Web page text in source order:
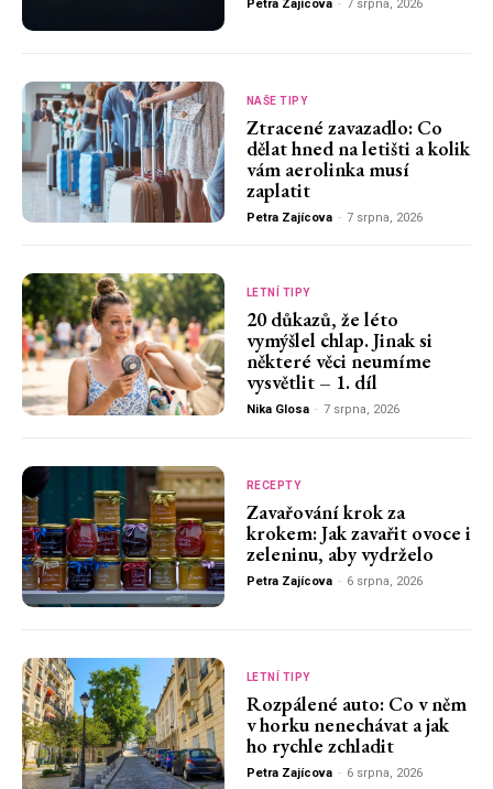
Petra Zajícova - 7 srpna, 2026
NAŠE TIPY
Ztracené zavazadlo: Co
dělat hned na letišti a kolik
vám aerolinka musí
zaplatit
Petra Zajícova - 7 srpna, 2026
LETNÍ TIPY
20 důkazů, že léto
vymýšlel chlap. Jinak si
některé věci neumíme
vysvětlit – 1. díl
Nika Glosa - 7 srpna, 2026
RECEPTY
Zavařování krok za
krokem: Jak zavařit ovoce i
zeleninu, aby vydrželo
Petra Zajícova - 6 srpna, 2026
LETNÍ TIPY
Rozpálené auto: Co v něm
v horku nenechávat a jak
ho rychle zchladit
Petra Zajícova - 6 srpna, 2026